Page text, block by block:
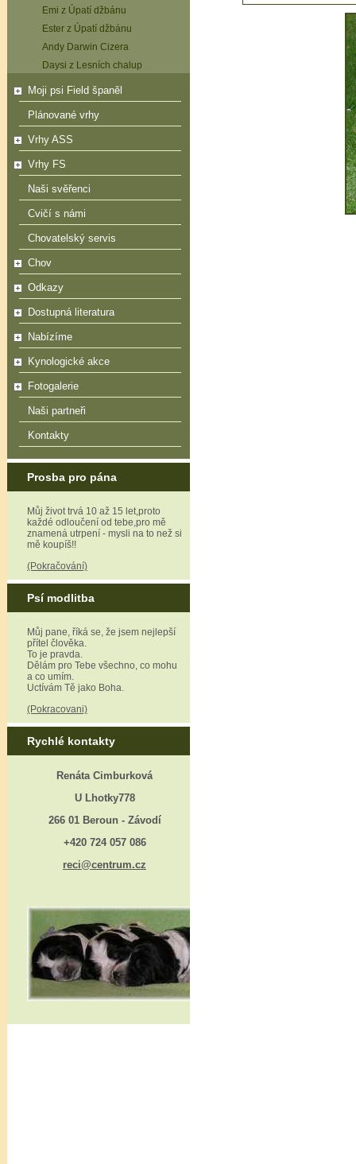
Emi z Úpatí džbánu
Ester z Úpatí džbánu
Andy Darwin Cizera
Daysi z Lesních chalup
Moji psi Field španěl
Plánované vrhy
Vrhy ASS
Vrhy FS
Naši svěřenci
Cvičí s námi
Chovatelský servis
Chov
Odkazy
Dostupná literatura
Nabízíme
Kynologické akce
Fotogalerie
Naši partneři
Kontakty
Prosba pro pána
Můj život trvá 10 až 15 let,proto
každé odloučení od tebe,pro mě
znamená utrpení - mysli na to než si
mě koupíš!!
(Pokračování)
Psí modlitba
Můj pane, říká se, že jsem nejlepší
přítel člověka.
To je pravda.
Dělám pro Tebe všechno, co mohu
a co umím.
Uctívám Tě jako Boha.
(Pokracovani)
Rychlé kontakty
Renáta Cimburková
U Lhotky778
266 01 Beroun - Závodí
+420 724 057 086
reci@centrum.cz